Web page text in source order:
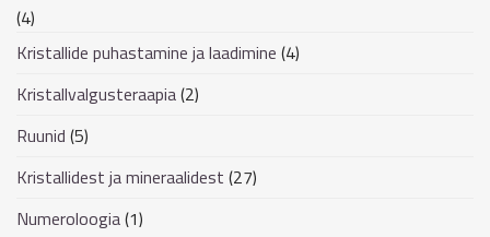
(4)
Kristallide puhastamine ja laadimine (4)
Kristallvalgusteraapia(2)
Ruunid (5)
Kristallidest ja mineraalidest (27)
Numeroloogia(1)